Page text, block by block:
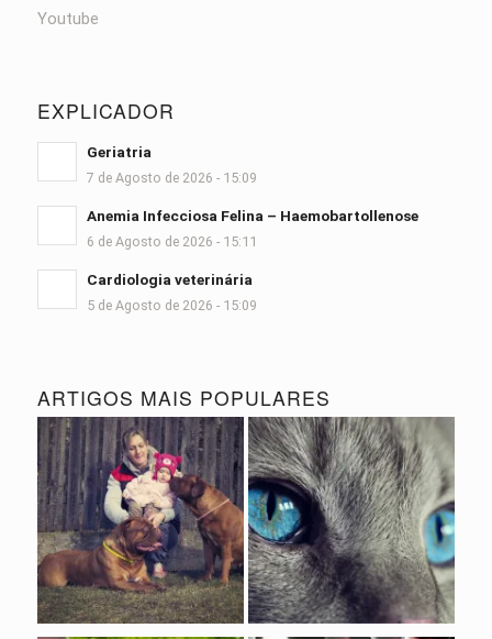
Youtube
EXPLICADOR
Geriatria
7 de Agosto de 2026 - 15:09
Anemia Infecciosa Felina – Haemobartollenose
6 de Agosto de 2026 - 15:11
Cardiologia veterinária
5 de Agosto de 2026 - 15:09
ARTIGOS MAIS POPULARES